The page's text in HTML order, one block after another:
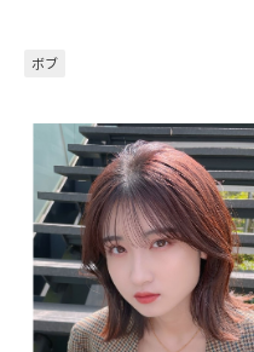
ボブ